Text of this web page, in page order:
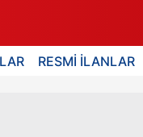
RESMİ İLANLAR